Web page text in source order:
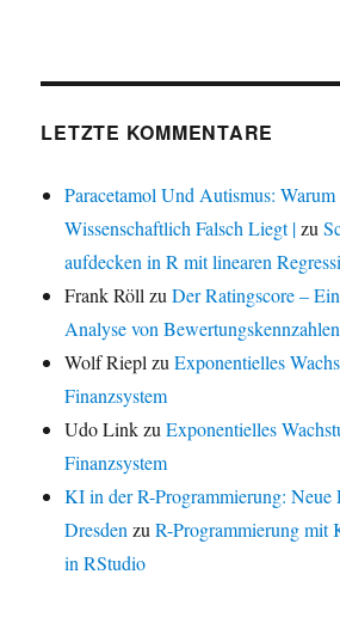
LETZTE KOMMENTARE
Paracetamol Und Autismus:
Wissenschaftlich Falsch Liegt |zu
aufdecken in R mit linearen
Frank RöllzuDer Ratingscore –
Analyse von Bewertungskennzahlen
Wolf RieplzuExponentielles
Finanzsystem
Udo LinkzuExponentielles
Finanzsystem
KI in der R-Programmierung: Neue
DresdenzuR-Programmierung
in RStudio